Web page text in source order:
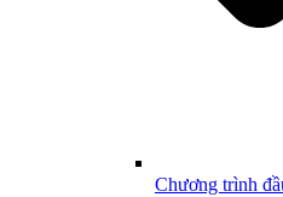
Chương trình